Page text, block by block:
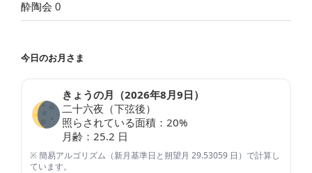
酔陶会 0
今日のお月さま
きょうの月（2026年8月9日 ）
二十六夜（下弦後）
照らされている面積： 20%
月齢： 25.2 日
※ 簡易アルゴリズム（新月基準日と朔望月 29.53059 日）で計算し
ています。